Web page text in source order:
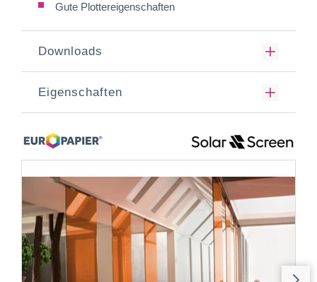
Gute Plottereigenschaften
Downloads
Eigenschaften